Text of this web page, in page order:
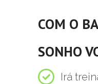
COM O
SONHO
Irá